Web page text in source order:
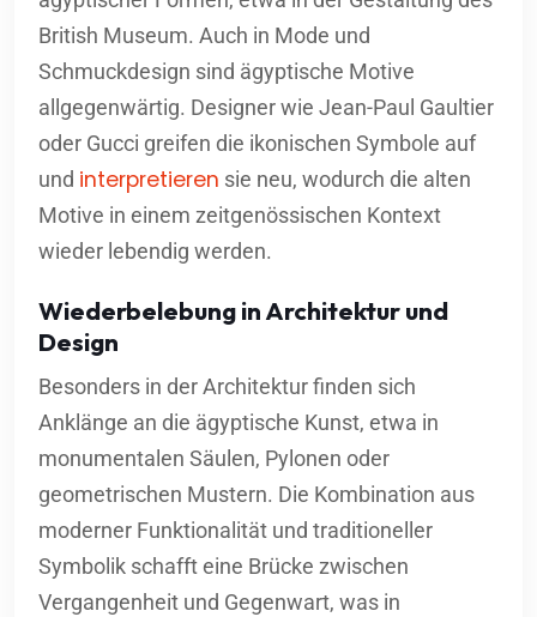
British Museum. Auch in Mode und
Schmuckdesign sind ägyptische Motive
allgegenwärtig. Designer wie Jean-Paul Gaultier
oder Gucci greifen die ikonischen Symbole auf
und interpretieren sie neu, wodurch die alten
Motive in einem zeitgenössischen Kontext
wieder lebendig werden.
Wiederbelebung in Architektur und
Design
Besonders in der Architektur finden sich
Anklänge an die ägyptische Kunst, etwa in
monumentalen Säulen, Pylonen oder
geometrischen Mustern. Die Kombination aus
moderner Funktionalität und traditioneller
Symbolik schafft eine Brücke zwischen
Vergangenheit und Gegenwart, was in